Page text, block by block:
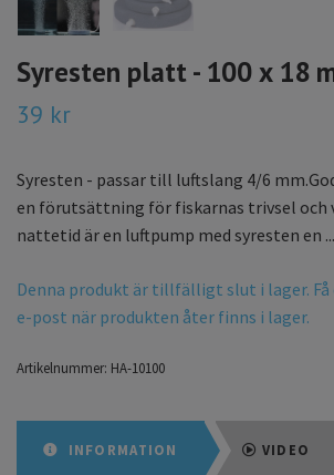
Syresten platt - 100 x 18
39 kr
Syresten - passar till luftslang 4/6
en förutsättning för fiskarnas trivsel och
nattetid är en luftpump med syresten en ...
Denna produkt är tillfälligt slut i lager. Få
e-post när produkten åter finns i lager.
Artikelnummer: HA-10100
INFORMATION VIDEO